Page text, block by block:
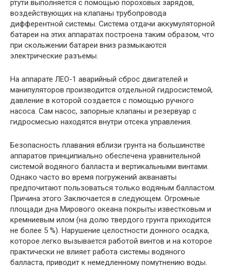
ртути выполняется с помощью пороховых зарядов,
воздействующих на клапаны трубопровода
дифферентной системы. Система отдачи аккумуляторной
батареи на этих аппаратах построена таким образом, что
при скольжении батареи вниз размыкаются
электрические разъемы.
На аппарате ЛЕО-1 аварийный сброс двигателей и
манипуляторов производится отдельной гидросистемой,
давление в которой создается с помощью ручного
насоса. Сам насос, запорные клапаны и резервуар с
гидросмесью находятся внутри отсека управления.
Безопасность плавания вблизи грунта на большинстве
аппаратов принципиально обеспечена уравнительной
системой водяного балласта и вертикальными винтами.
Однако часто во время погружений акванавты
предпочитают пользоваться только водяным балластом.
Причина этого Заключается в следующем. Огромные
площади дна Мирового океана покрыты известковым и
кремниевым илом (на долю твердого грунта приходится
не более 5 %). Нарушение целостности донного осадка,
которое легко вызывается работой винтов и на которое
практически не влияет работа системы водяного
балласта, приводит к немедленному помутнению воды.